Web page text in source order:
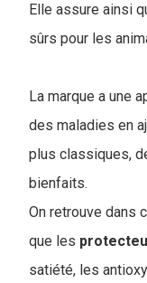
Elle assure ainsi
sûrs pour les
La marque a une
des maladies en
plus classiques,
bienfaits.
On retrouve dans
que les
satiété, les